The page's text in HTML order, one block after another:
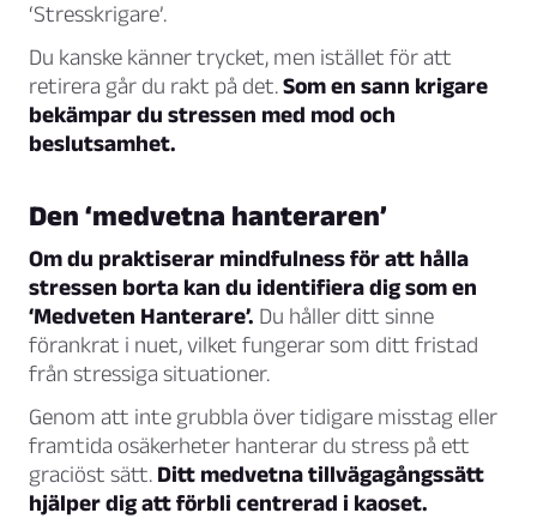
‘Stresskrigare’.
Du kanske känner trycket, men istället för att
retirera går du rakt på det.Som en sann krigare
bekämpar du stressen med mod och
beslutsamhet.
Den ‘medvetna hanteraren’
Om du praktiserar mindfulness för att hålla
stressen borta kan du identifiera dig som en
‘Medveten Hanterare’. Du håller ditt sinne
förankrat i nuet, vilket fungerar som ditt fristad
från stressiga situationer.
Genom att inte grubbla över tidigare misstag eller
framtida osäkerheter hanterar du stress på ett
graciöst sätt. Ditt medvetna tillvägagångssätt
hjälper dig att förbli centrerad i kaoset.